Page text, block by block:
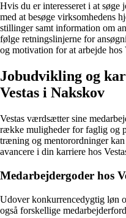
Hvis du er interesseret i at søge
med at besøge virksomhedens
stillinger samt information om
følge retningslinjerne for
og motivation for at arbejde hos
Jobudvikling og
Vestas i Nakskov
Vestas værdsætter sine
række muligheder for faglig og
træning og mentorordninger
avancere i din karriere hos
Medarbejdergoder hos
Udover konkurrencedygtig løn
også forskellige